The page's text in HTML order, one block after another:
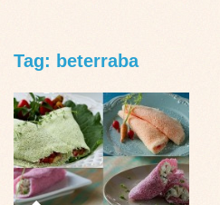
Tag: beterraba